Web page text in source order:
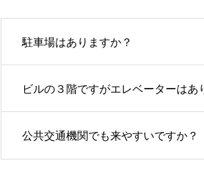
駐車場はありますか？
ビルの３階ですがエレベーターはあ
公共交通機関でも来やすいですか？